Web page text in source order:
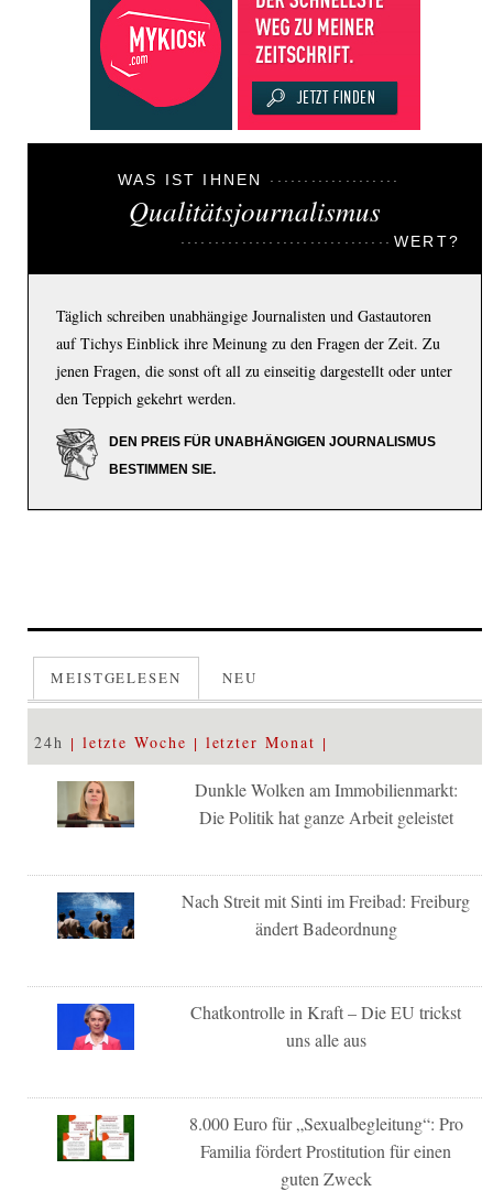
WAS IST IHNEN
Qualitätsjournalismus
WERT?
Täglich schreiben unabhängige Journalisten und Gastautoren
auf Tichys Einblick ihre Meinung zu den Fragen der Zeit. Zu
jenen Fragen, die sonst oft all zu einseitig dargestellt oder unter
den Teppich gekehrt werden.
DEN PREIS FÜR UNABHÄNGIGEN JOURNALISMUS
BESTIMMEN SIE.
MEISTGELESEN NEU
24h letzte Woche letzter Monat
Dunkle Wolken am Immobilienmarkt:
Die Politik hat ganze Arbeit geleistet
Nach Streit mit Sinti im Freibad: Freiburg
ändert Badeordnung
Chatkontrolle in Kraft – Die EU trickst
uns alle aus
8.000 Euro für „Sexualbegleitung“: Pro
Familia fördert Prostitution für einen
guten Zweck